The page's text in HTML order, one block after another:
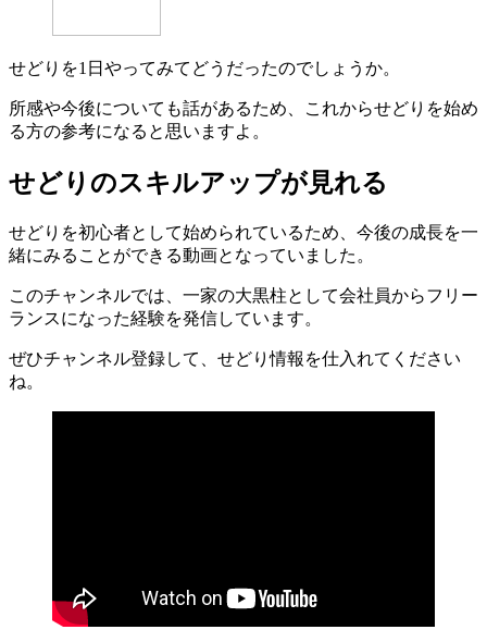
せどりを1日やってみてどうだったのでしょうか。
所感や今後についても話があるため、これからせどりを始め
る方の参考になると思いますよ。
せどりのスキルアップが見れる
せどりを初心者として始められているため、今後の成長を一
緒にみることができる動画となっていました。
このチャンネルでは、一家の大黒柱として会社員からフリー
ランスになった経験を発信しています。
ぜひチャンネル登録して、せどり情報を仕入れてください
ね。